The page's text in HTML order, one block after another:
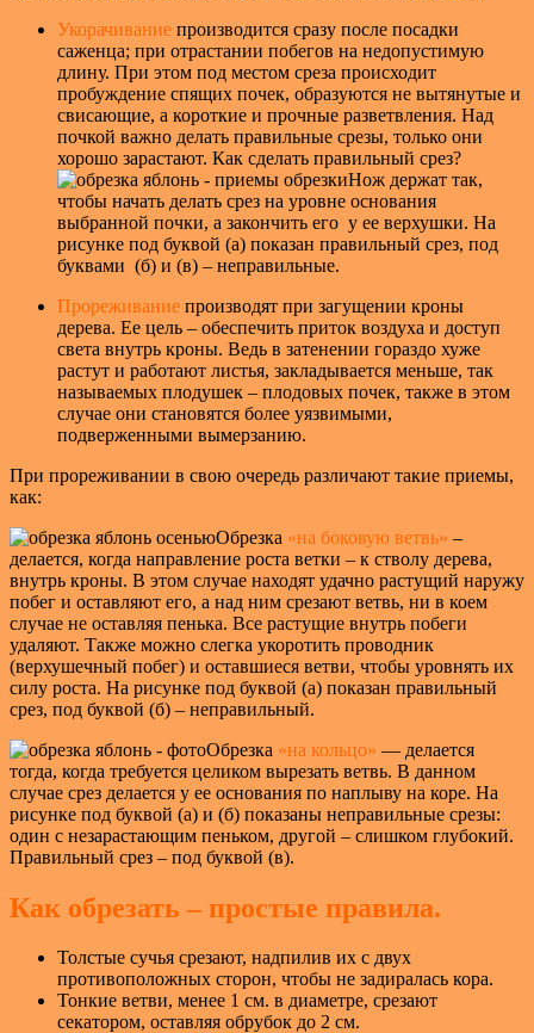
Укорачивание производится сразу после посадки
саженца; при отрастании побегов на недопустимую
длину. При этом под местом среза происходит
пробуждение спящих почек, образуются не вытянутые и
свисающие, а короткие и прочные разветвления. Над
почкой важно делать правильные срезы, только они
хорошо зарастают. Как сделать правильный срез?
Нож держат так,
чтобы начать делать срез на уровне основания
выбранной почки, а закончить его у ее верхушки. На
рисунке под буквой (а) показан правильный срез, под
буквами (б) и (в) – неправильные.
Прореживание производят при загущении кроны
дерева. Ее цель – обеспечить приток воздуха и доступ
света внутрь кроны. Ведь в затенении гораздо хуже
растут и работают листья, закладывается меньше, так
называемых плодушек – плодовых почек, также в этом
случае они становятся более уязвимыми,
подверженными вымерзанию.
При прореживании в свою очередь различают такие приемы,
как:
Обрезка «на боковую ветвь» –
делается, когда направление роста ветки – к стволу дерева,
внутрь кроны. В этом случае находят удачно растущий наружу
побег и оставляют его, а над ним срезают ветвь, ни в коем
случае не оставляя пенька. Все растущие внутрь побеги
удаляют. Также можно слегка укоротить проводник
(верхушечный побег) и оставшиеся ветви, чтобы уровнять их
силу роста. На рисунке под буквой (а) показан правильный
срез, под буквой (б) – неправильный.
Обрезка «на кольцо» — делается
тогда, когда требуется целиком вырезать ветвь. В данном
случае срез делается у ее основания по наплыву на коре. На
рисунке под буквой (а) и (б) показаны неправильные срезы:
один с незарастающим пеньком, другой – слишком глубокий.
Правильный срез – под буквой (в).
Как обрезать – простые правила.
Толстые сучья срезают, надпилив их с двух
противоположных сторон, чтобы не задиралась кора.
Тонкие ветви, менее 1 см. в диаметре, срезают
секатором, оставляя обрубок до 2 см.